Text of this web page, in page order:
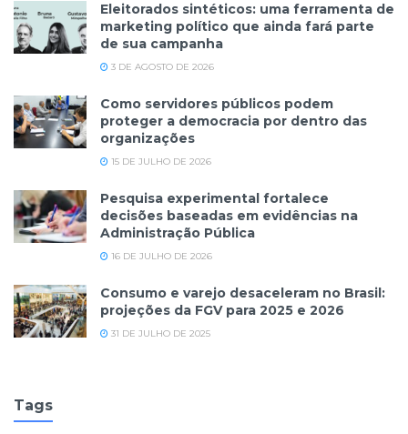
Eleitorados sintéticos: uma ferramenta de
marketing político que ainda fará parte
de sua campanha
3 DE AGOSTO DE 2026
Como servidores públicos podem
proteger a democracia por dentro das
organizações
15 DE JULHO DE 2026
Pesquisa experimental fortalece
decisões baseadas em evidências na
Administração Pública
16 DE JULHO DE 2026
Consumo e varejo desaceleram no Brasil:
projeções da FGV para 2025 e 2026
31 DE JULHO DE 2025
Tags